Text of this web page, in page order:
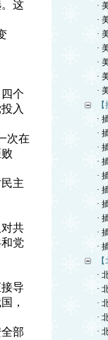
这
个
入
次在
主
共
党
导
，
部
·
·
·
·
·
·
·
·
·
·
·
·
·
·
·
·
·
·
·
·
·
·